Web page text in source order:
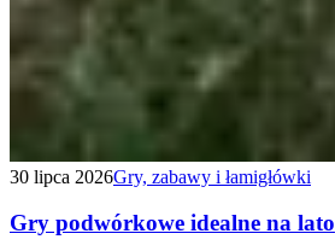
30 lipca 2026Gry, zabawy i łamigłówki
Gry podwórkowe idealne na lato